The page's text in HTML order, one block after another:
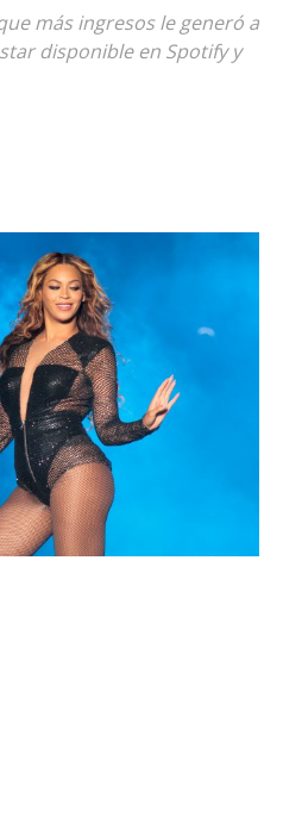
más ingresos le generó a
disponible en Spotify y